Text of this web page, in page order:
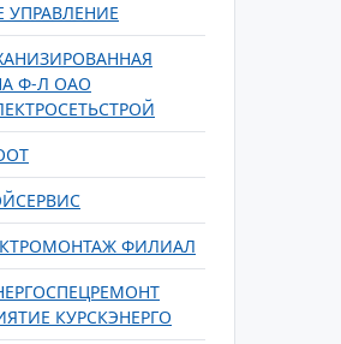
УПРАВЛЕНИЕ
Ф-Л ОАО
ФИЛИАЛ
КУРСКЭНЕРГО